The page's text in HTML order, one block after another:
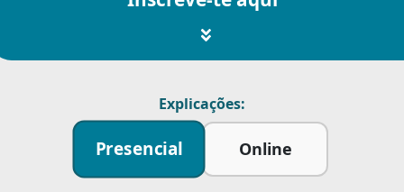
Explicações:
Presencial Online